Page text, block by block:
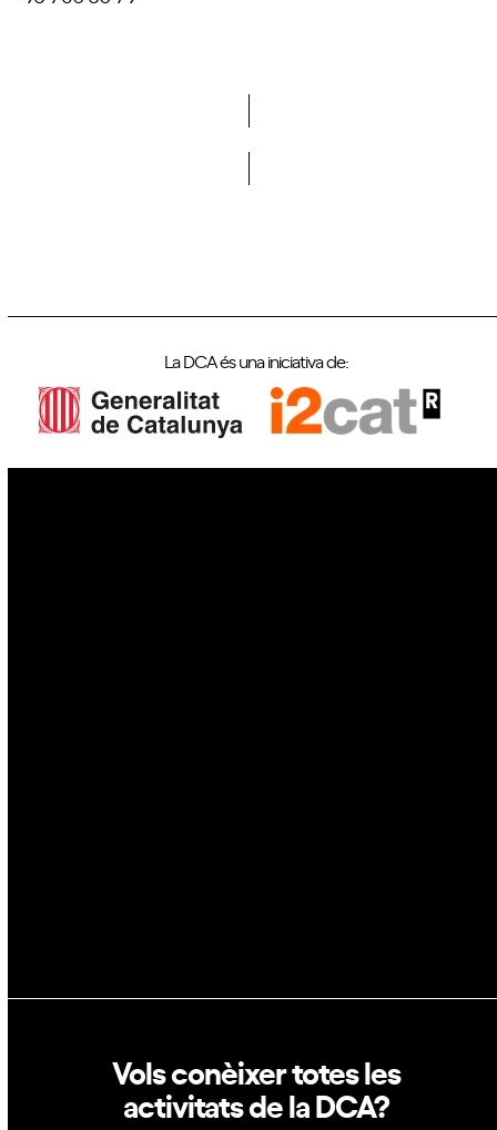
La DCA és una iniciativa de:
Vols conèixer totes les
activitats de la DCA?